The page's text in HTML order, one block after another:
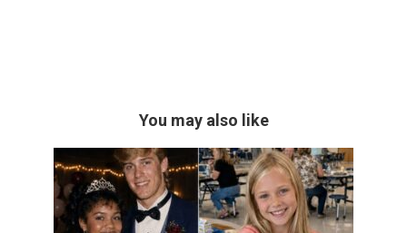
You may also like